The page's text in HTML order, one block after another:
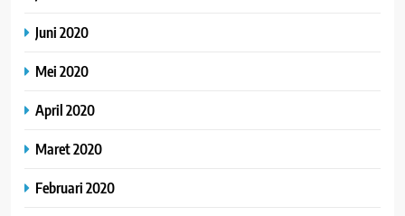
Juni 2020
Mei 2020
April 2020
Maret 2020
Februari 2020